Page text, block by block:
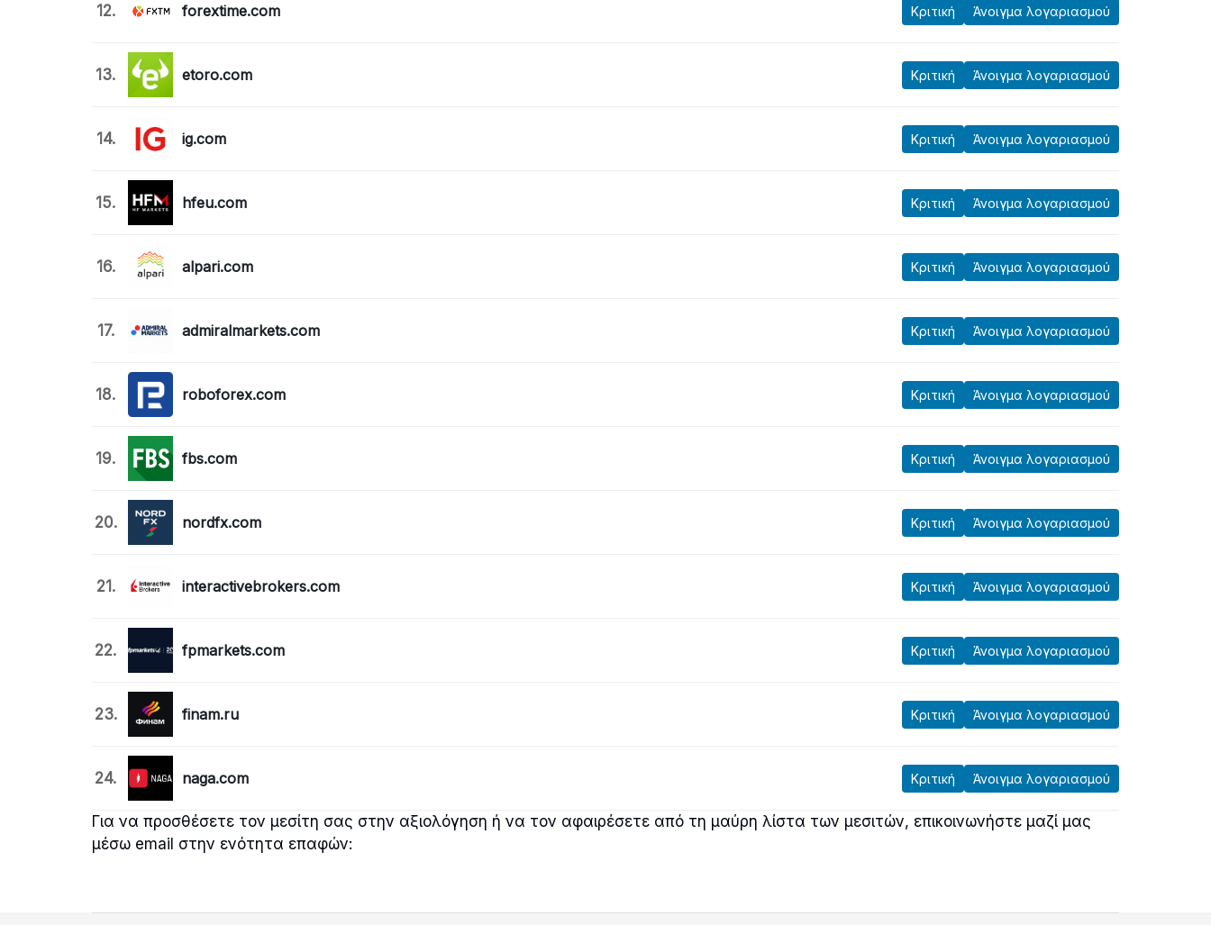
12. forextime.com Κριτική Άνοιγμα λογαριασμού
13. etoro.com Κριτική Άνοιγμα λογαριασμού
14. ig.com Κριτική Άνοιγμα λογαριασμού
15. hfeu.com Κριτική Άνοιγμα λογαριασμού
16. alpari.com Κριτική Άνοιγμα λογαριασμού
17. admiralmarkets.com Κριτική Άνοιγμα λογαριασμού
18. roboforex.com Κριτική Άνοιγμα λογαριασμού
19. fbs.com Κριτική Άνοιγμα λογαριασμού
20. nordfx.com Κριτική Άνοιγμα λογαριασμού
21. interactivebrokers.com Κριτική Άνοιγμα λογαριασμού
22. fpmarkets.com Κριτική Άνοιγμα λογαριασμού
23. finam.ru Κριτική Άνοιγμα λογαριασμού
24. naga.com Κριτική Άνοιγμα λογαριασμού
Για να προσθέσετε τον μεσίτη σας στην αξιολόγηση ή να τον αφαιρέσετε από τη μαύρη λίστα των μεσιτών, επικοινωνήστε μαζί μας
μέσω email στην ενότητα επαφών: